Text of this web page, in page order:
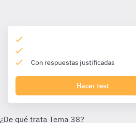
Con respuestas justificadas
Hacer test